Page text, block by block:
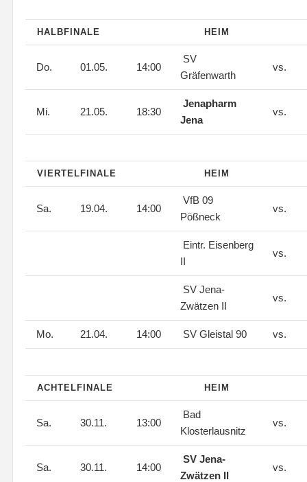
HALBFINALE HEIM
Do. 01.05. 14:00
SV
Gräfenwarth
vs.
Mi. 21.05. 18:30
Jenapharm
Jena
vs.
VIERTELFINALE HEIM
Sa. 19.04. 14:00
VfB 09
Pößneck
vs.
Eintr. Eisenberg
II
vs.
SV Jena-
Zwätzen II
vs.
Mo. 21.04. 14:00 SV Gleistal 90 vs.
ACHTELFINALE HEIM
Sa. 30.11. 13:00
Bad
Klosterlausnitz
vs.
Sa. 30.11. 14:00
SV Jena-
Zwätzen II
vs.